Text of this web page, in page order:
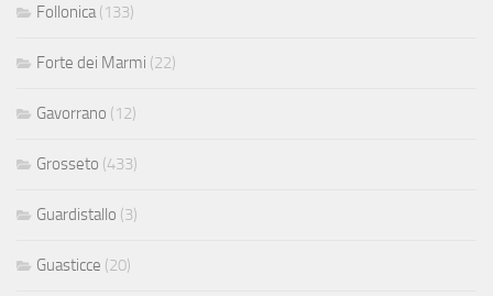
Follonica (133)
Forte dei Marmi (22)
Gavorrano (12)
Grosseto (433)
Guardistallo (3)
Guasticce (20)